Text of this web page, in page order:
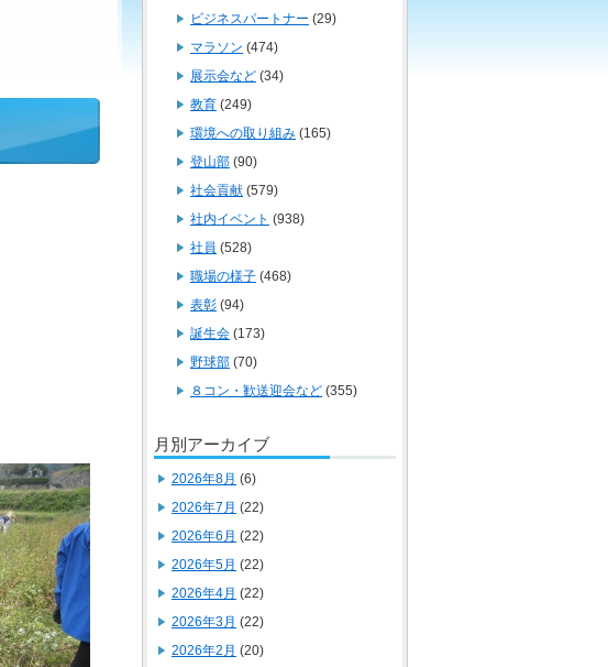
ビジネスパートナー (29)
マラソン (474)
展示会など (34)
教育 (249)
環境への取り組み (165)
登山部 (90)
社会貢献 (579)
社内イベント (938)
社員 (528)
職場の様子 (468)
表彰 (94)
誕生会 (173)
野球部 (70)
８コン・歓送迎会など (355)
月別アーカイブ
2026年8月 (6)
2026年7月 (22)
2026年6月 (22)
2026年5月 (22)
2026年4月 (22)
2026年3月 (22)
2026年2月 (20)